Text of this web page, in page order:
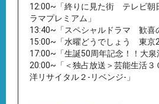
12:00~「終りに見た街 テレビ朝
ラマプレミアム」
13:40~「スペシャルドラマ 歓喜
15:00~「水曜どうでしょう 東京2
17:00~「生誕50周年記念！！大泉
20:00~「＜独占放送＞芸能生活３
洋リサイタル２-リベンジ-」